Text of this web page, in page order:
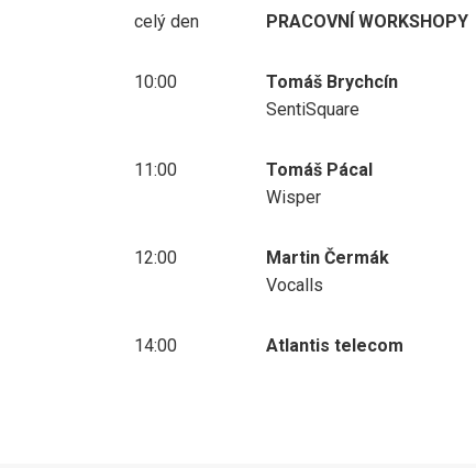
celý den PRACOVNÍ WORKSHOPY
10:00
Tomáš Brychcín
SentiSquare
11:00
Tomáš Pácal
Wisper
12:00
Martin Čermák
Vocalls
14:00 Atlantis telecom